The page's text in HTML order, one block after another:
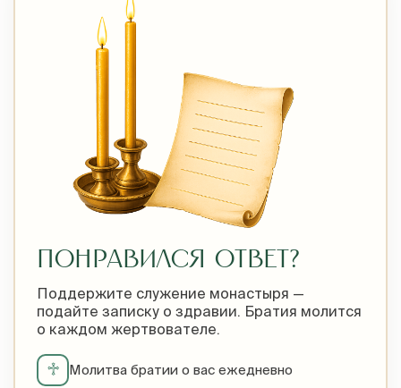
ПОНРАВИЛСЯ ОТВЕТ?
Поддержите служение монастыря —
подайте записку о здравии. Братия молится
о каждом жертвователе.
♱ Молитва братии о вас ежедневно